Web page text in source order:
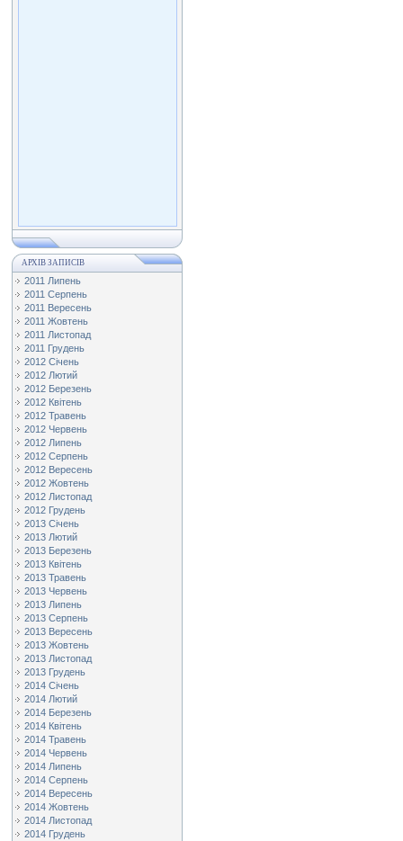
АРХІВ ЗАПИСІВ
2011 Липень
2011 Серпень
2011 Вересень
2011 Жовтень
2011 Листопад
2011 Грудень
2012 Січень
2012 Лютий
2012 Березень
2012 Квітень
2012 Травень
2012 Червень
2012 Липень
2012 Серпень
2012 Вересень
2012 Жовтень
2012 Листопад
2012 Грудень
2013 Січень
2013 Лютий
2013 Березень
2013 Квітень
2013 Травень
2013 Червень
2013 Липень
2013 Серпень
2013 Вересень
2013 Жовтень
2013 Листопад
2013 Грудень
2014 Січень
2014 Лютий
2014 Березень
2014 Квітень
2014 Травень
2014 Червень
2014 Липень
2014 Серпень
2014 Вересень
2014 Жовтень
2014 Листопад
2014 Грудень